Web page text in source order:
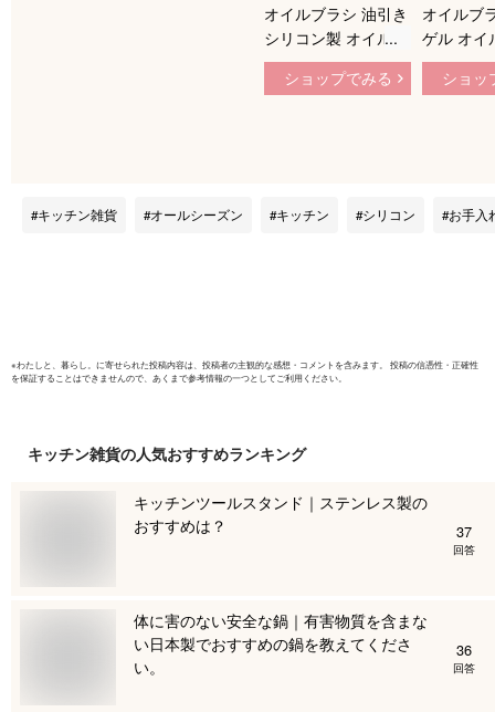
オイルブラシ 油引き
シリコン製 オイルボ
トル オイル差し 油
ひき オイルポット
ズ［ フォルマワンプ
ショップでみる
オイルブ
ゲル オイ
耐熱ガラ
ブラシ付
醤油瓶
ショッ
キッチン雑貨 オールシーズン キッチン シリコン お手入
※わたしと、暮らし。 に寄せられた投稿内容は、投稿者の主観的な感想・コメントを含みます。 投稿の信憑性・正確性
を保証することはできませんので、あくまで参考情報の一つとしてご利用ください。
キッチン雑貨の人気おすすめランキング
キッチンツールスタンド｜ステンレス製の
おすすめは？
37
回答
体に害のない安全な鍋｜有害物質を含まな
い日本製でおすすめの鍋を教えてくださ
い。
36
回答